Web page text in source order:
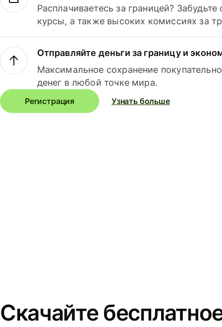
Расплачиваетесь за границей?
курсы, а также высоких комиссиях за
Отправляйте деньги за границу и
Максимальное сохранение
денег в любой точке мира.
Регистрация Узнать больше
Скачайте